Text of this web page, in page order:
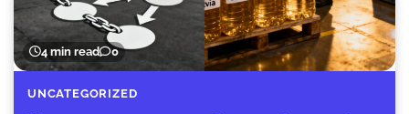
4 min read 0
UNCATEGORIZED